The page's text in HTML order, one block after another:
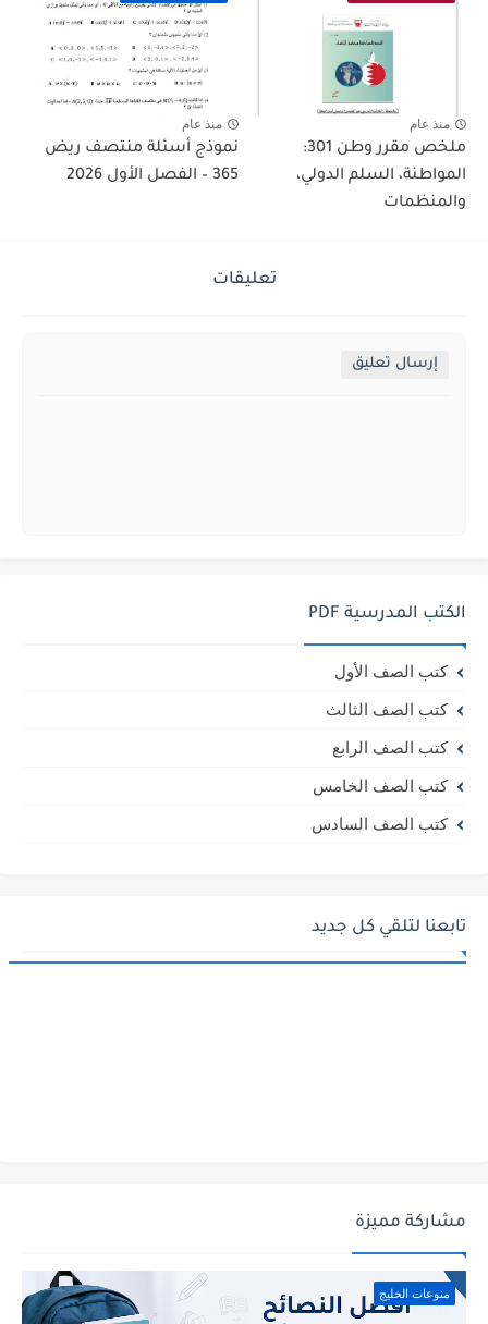
منذ عام
ملخص مقرر وطن 301:
المواطنة، السلم الدولي،
والمنظمات
منذ عام
نموذج أسئلة منتصف ريض
365 – الفصل الأول 2026
تعليقات
إرسال تعليق
الكتب المدرسية PDF
كتب الصف الأول
كتب الصف الثالث
كتب الصف الرابع
كتب الصف الخامس
كتب الصف السادس
تابعنا لتلقي كل جديد
مشاركة مميزة
منوعات الخليج